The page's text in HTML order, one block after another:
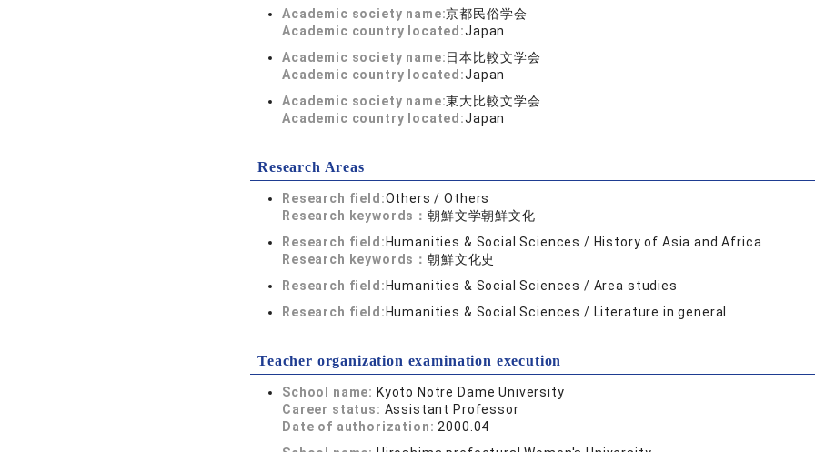
Academic society name:京都民俗学会
Academic country located:Japan
Academic society name:日本比較文学会
Academic country located:Japan
Academic society name:東大比較文学会
Academic country located:Japan
Research Areas
Research field:Others / Others
Research keywords：朝鮮文学朝鮮文化
Research field: Humanities & Social Sciences / History of Asia and Africa
Research keywords：朝鮮文化史
Research field: Humanities & Social Sciences / Area studies
Research field: Humanities & Social Sciences / Literature in general
Teacher organization examination execution
School name: Kyoto Notre Dame University
Career status: Assistant Professor
Date of authorization: 2000.04